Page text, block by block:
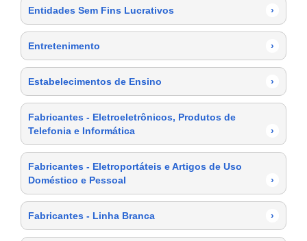
Entidades Sem Fins Lucrativos ›
Entretenimento ›
Estabelecimentos de Ensino ›
Fabricantes - Eletroeletrônicos, Produtos de
Telefonia e Informática
›
Fabricantes - Eletroportáteis e Artigos de Uso
Doméstico e Pessoal
›
Fabricantes - Linha Branca ›